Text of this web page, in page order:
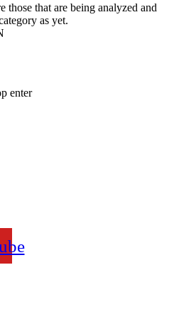
those that are being analyzed and
as yet.
enter